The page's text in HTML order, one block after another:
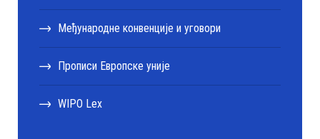
Међународне конвенције и уговори
Прописи Европске уније
WIPO Lex